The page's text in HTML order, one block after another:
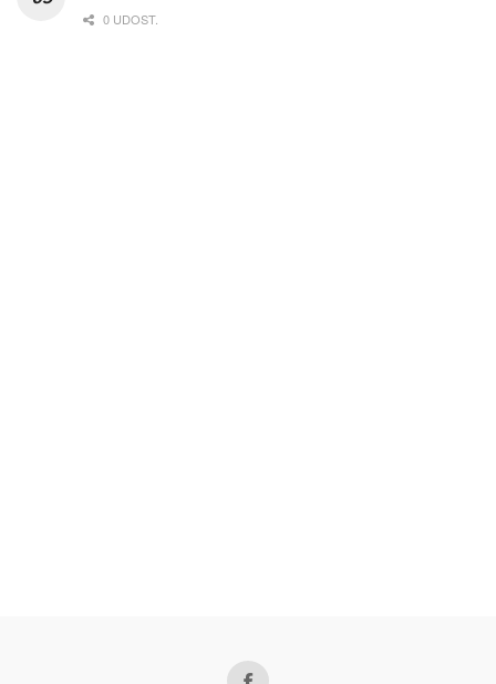
0 UDOST.